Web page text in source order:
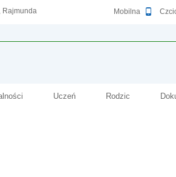
Wersja
Mobilna
Rajmunda
Uczeń Rodzic